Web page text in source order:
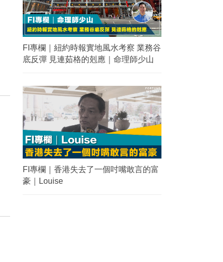
FI專欄｜紐約時報實地風水考察 業務谷
底反彈 見連茹格的剋應｜命理師少山
FI專欄｜香港失去了一個吋嘴敢言的富
豪｜Louise